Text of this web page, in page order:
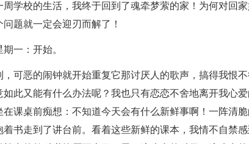
周学校的生活，我终于回到了魂牵梦萦的家！为何对回
题就一定会迎刃而解了！
一：开始。
，可恶的闹钟就开始重复它那讨厌人的歌声，搞得我恨
如此又能有什么办法呢？我也只有恋恋不舍地离开我心
课桌前痴想：不知道今天会有什么新鲜事啊！一阵清
着书走到了讲台前。看着这些新鲜的课本，我情不自禁